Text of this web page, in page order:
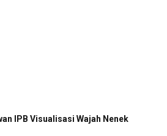
IPB Visualisasi Wajah Nenek